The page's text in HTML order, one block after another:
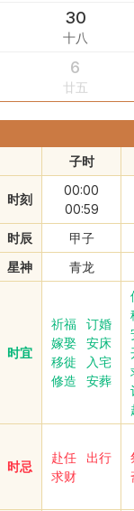
30
十八
6
廿五
子时
时刻
00:00
00:59
时辰
甲子
星神
青龙
时宜
祈福
订婚
嫁娶
安床
移徙
入宅
修造
安葬
时忌
赴任
出行
求财